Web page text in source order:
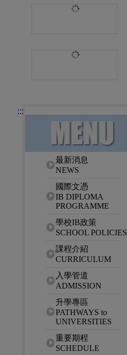
:::
網站選單最新消息
NEWS
國際文憑
IB DIPLOMA
PROGRAMME
學校IB政策
SCHOOL POLICIES
課程介紹
CURRICULUM
入學管道
ADMISSION
升學專區
PATHWAYS to
UNIVERSITIES
重要期程
SCHEDULE